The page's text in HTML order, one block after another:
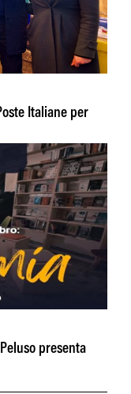
Italiane per
presenta